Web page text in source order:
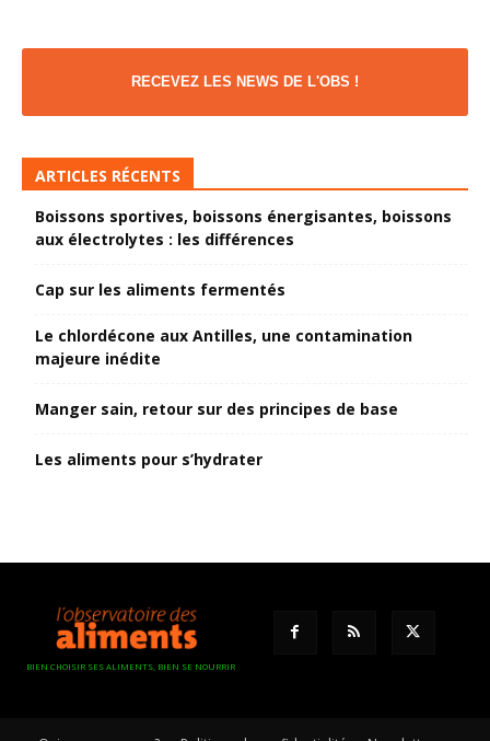
RECEVEZ LES NEWS DE L'OBS !
ARTICLES RÉCENTS
Boissons sportives, boissons énergisantes, boissons
aux électrolytes : les différences
Cap sur les aliments fermentés
Le chlordécone aux Antilles, une contamination
majeure inédite
Manger sain, retour sur des principes de base
Les aliments pour s’hydrater
BIEN CHOISIR SES ALIMENTS, BIEN SE NOURRIR